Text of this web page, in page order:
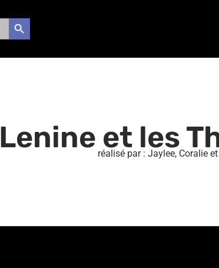
SEARCH BUTTON
Lenine et les
réalisé par : Jaylee, Coralie